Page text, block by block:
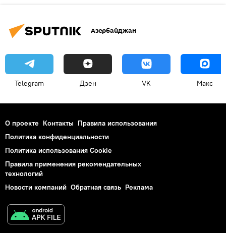
Азербайджан
Telegram Дзен VK Макс
О проекте Контакты Правила использования
Политика конфиденциальности
Политика использования Cookie
Правила применения рекомендательных
технологий
Новости компаний Обратная связь Реклама